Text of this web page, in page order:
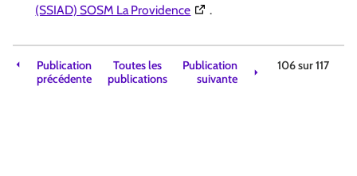
(SSIAD) SOSM La Providence(Ouverture dans une nouvelle
.
Publication
précédente
Toutes les
publications
Publication
suivante
106 sur117